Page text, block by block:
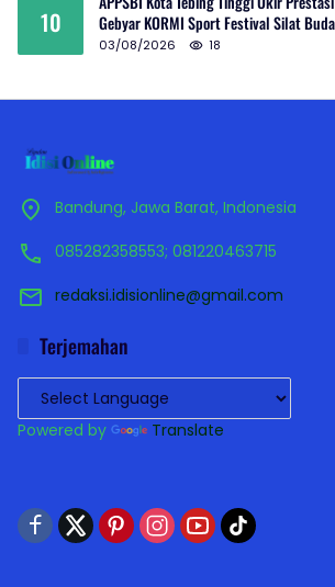
10
Gebyar KORMI Sport Festival Silat
03/08/2026 18
Bandung, Jawa Barat, Indonesia
085282358553; 081220463715
redaksi.idisionline@gmail.com
Terjemahan
Powered by Translate